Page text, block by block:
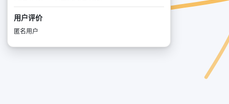
用户评价
匿名用户